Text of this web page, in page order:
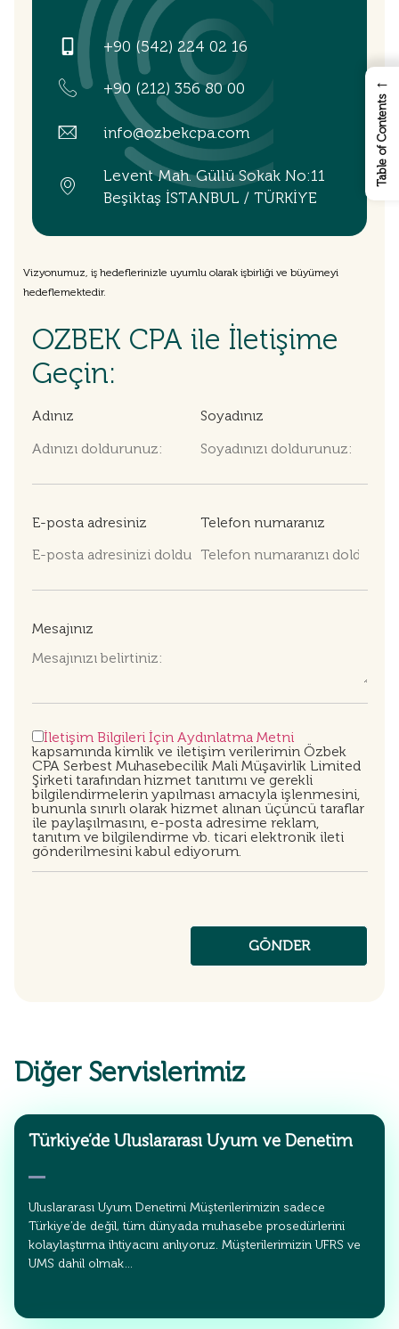
+90 (542) 224 02 16
+90 (212) 356 80 00
info@ozbekcpa.com
Levent Mah. Güllü Sokak No:11
Beşiktaş İSTANBUL / TÜRKİYE
Vizyonumuz, iş hedeflerinizle uyumlu olarak işbirliği ve büyümeyi
hedeflemektedir.
OZBEK CPA ile İletişime
Geçin:
Adınız Soyadınız
E-posta adresiniz Telefon numaranız
Mesajınız
İletişim Bilgileri İçin Aydınlatma Metni
kapsamında kimlik ve iletişim verilerimin Özbek
CPA Serbest Muhasebecilik Mali Müşavirlik Limited
Şirketi tarafından hizmet tanıtımı ve gerekli
bilgilendirmelerin yapılması amacıyla işlenmesini,
bununla sınırlı olarak hizmet alınan üçüncü taraflar
ile paylaşılmasını, e-posta adresime reklam,
tanıtım ve bilgilendirme vb. ticari elektronik ileti
gönderilmesini kabul ediyorum.
Diğer Servislerimiz
Türkiye’de Uluslararası Uyum ve Denetim
Uluslararası Uyum Denetimi Müşterilerimizin sadece
Türkiye’de değil, tüm dünyada muhasebe prosedürlerini
kolaylaştırma ihtiyacını anlıyoruz. Müşterilerimizin UFRS ve
UMS dahil olmak…
←
Table of Contents